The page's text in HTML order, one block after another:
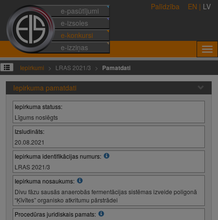
e-pasūtījumi
e-izsoles
e-konkursi
e-izziņas
Palīdzība EN | LV
Iepirkumi LRAS 2021/3 Pamatdati
Iepirkuma pamatdati
Iepirkuma statuss:
Līgums noslēgts
Izsludināts:
20.08.2021
Iepirkuma identifikācijas numurs:
LRAS 2021/3
Iepirkuma nosaukums:
Divu fāzu sausās anaerobās fermentācijas sistēmas izveide poligonā
“Ķīvītes” organisko atkritumu pārstrādei
Procedūras juridiskais pamats: